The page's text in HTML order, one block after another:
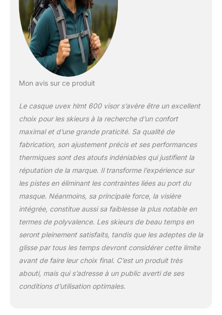
(lavable) Réduction
moyenne/normale du
rayonnement solaire
gr ce à un filtre de
catégorie 2 avec une
Mon avis sur ce produit
Le casque uvex hlmt 600 visor s’avère être un excellent
choix pour les skieurs à la recherche d’un confort
maximal et d’une grande praticité. Sa qualité de
fabrication, son ajustement précis et ses performances
thermiques sont des atouts indéniables qui justifient la
réputation de la marque. Il transforme l’expérience sur
les pistes en éliminant les contraintes liées au port du
masque. Néanmoins, sa principale force, la visière
intégrée, constitue aussi sa faiblesse la plus notable en
termes de polyvalence. Les skieurs de beau temps en
seront pleinement satisfaits, tandis que les adeptes de la
glisse par tous les temps devront considérer cette limite
avant de faire leur choix final. C’est un produit très
abouti, mais qui s’adresse à un public averti de ses
conditions d’utilisation optimales.